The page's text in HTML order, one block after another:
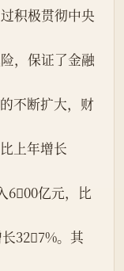
积极贯彻中央
，保证了金融
上年增长
600亿元，比
327%。其